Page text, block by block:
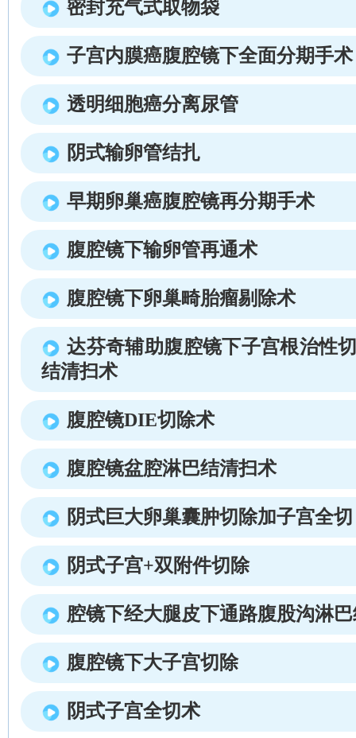
密封充气式取物袋
子宫内膜癌腹腔镜下全面分期手术
透明细胞癌分离尿管
阴式输卵管结扎
早期卵巢癌腹腔镜再分期手术
腹腔镜下输卵管再通术
腹腔镜下卵巢畸胎瘤剔除术
达芬奇辅助腹腔镜下子宫根治性
结清扫术
腹腔镜DIE切除术
腹腔镜盆腔淋巴结清扫术
阴式巨大卵巢囊肿切除加子宫全切
阴式子宫+双附件切除
腔镜下经大腿皮下通路腹股沟淋
腹腔镜下大子宫切除
阴式子宫全切术